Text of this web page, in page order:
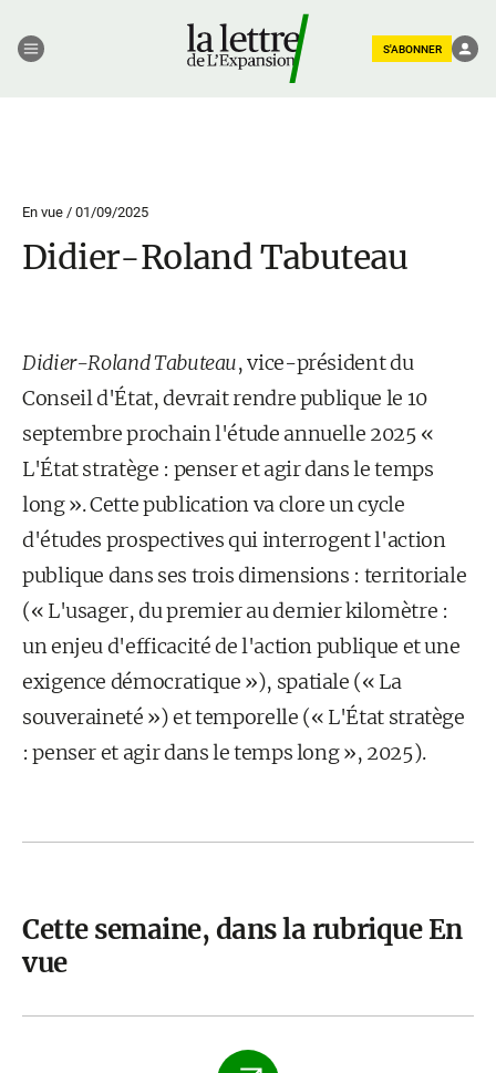
S'ABONNER
En vue / 01/09/2025
Didier-Roland Tabuteau
Didier-Roland Tabuteau, vice-président du
Conseil d'État, devrait rendre publique le 10
septembre prochain l'étude annuelle 2025 «
L'État stratège : penser et agir dans le temps
long ». Cette publication va clore un cycle
d'études prospectives qui interrogent l'action
publique dans ses trois dimensions : territoriale
(« L'usager, du premier au dernier kilomètre :
un enjeu d'efficacité de l'action publique et une
exigence démocratique »), spatiale (« La
souveraineté ») et temporelle (« L'État stratège
: penser et agir dans le temps long », 2025).
Cette semaine, dans la rubrique En
vue